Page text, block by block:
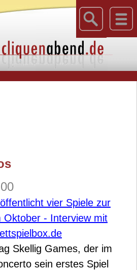
vier Spiele zur
Oktober - Interview mit
Skellig Games, der im
sein erstes Spiel